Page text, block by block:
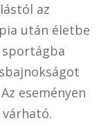
az
után életbe
sportágba
eseményen
várható.